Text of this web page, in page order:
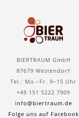
BIERTRAUM GmbH
87679 Westendorf
Tel.: Mo.–Fr. 9–15 Uhr
+49 151 5222 7909
info@biertraum.de
Folge uns auf Facebook